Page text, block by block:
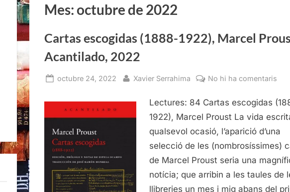
Mes: octubre de 2022
Cartas escogidas (1888-1922), Marcel
Acantilado, 2022
Posted
octubre 24, 2022 By
Xavier Serrahima No hi ha comentaris
Lectures: 84 Cartas escogidas
1922), Marcel Proust La vida
qualsevol ocasió, l’aparició d’una
selecció de les (nombrosíssimes)
de Marcel Proust seria una
notícia; que arribin a les taules de
llibreries un mes i mig abans del